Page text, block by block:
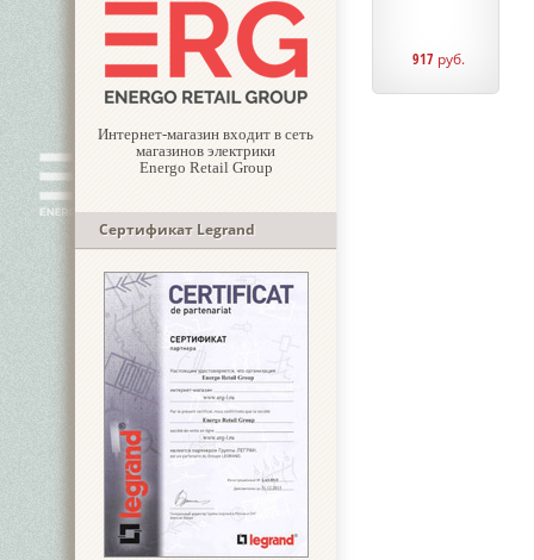
Интернет-магазин входит в сеть
магазинов электрики
Energo Retail Group
Сертификат Legrand
917 руб.